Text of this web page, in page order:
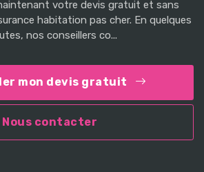
votre devis gratuit et sans
habitation pas cher. En quelques
nos conseillers co...
mon devis gratuit
Nous contacter